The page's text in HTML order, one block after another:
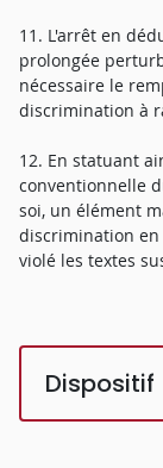
11. L'arrêt en
prolongée
nécessaire le
discrimination à
12. En statuant
conventionnelle
soi, un élément
discrimination en
violé les textes
Dispositif